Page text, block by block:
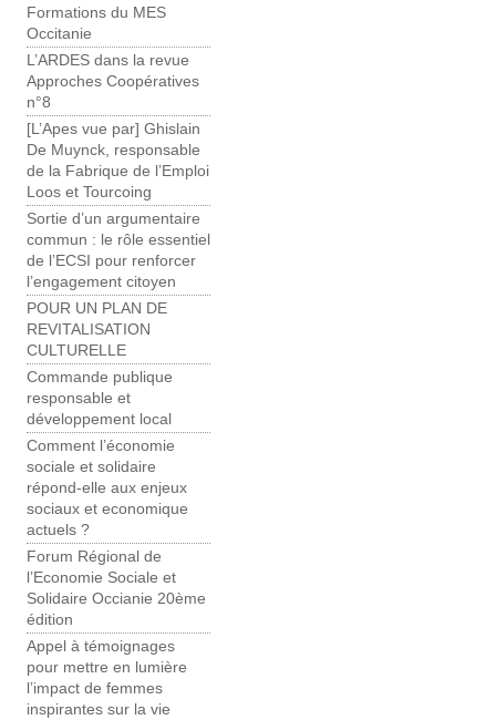
Formations du MES
Occitanie
L’ARDES dans la revue
Approches Coopératives
n°8
[L’Apes vue par] Ghislain
De Muynck, responsable
de la Fabrique de l’Emploi
Loos et Tourcoing
Sortie d’un argumentaire
commun : le rôle essentiel
de l’ECSI pour renforcer
l’engagement citoyen
POUR UN PLAN DE
REVITALISATION
CULTURELLE
Commande publique
responsable et
développement local
Comment l’économie
sociale et solidaire
répond-elle aux enjeux
sociaux et economique
actuels ?
Forum Régional de
l’Economie Sociale et
Solidaire Occianie 20ème
édition
Appel à témoignages
pour mettre en lumière
l’impact de femmes
inspirantes sur la vie